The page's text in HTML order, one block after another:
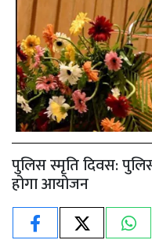
पुलिस स्मृति दिवस:
होगा आयोजन